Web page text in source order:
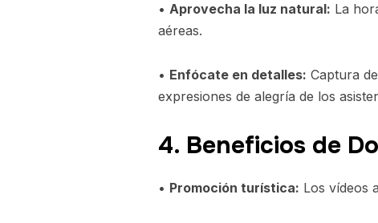
• Aprovecha la luz natural: La
aéreas.
• Enfócate en detalles: Captura
expresiones de alegría de los
4. Beneficios de
• Promoción turística: Los vídeos